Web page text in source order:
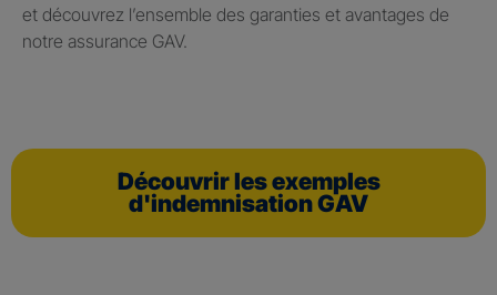
et découvrez l’ensemble des garanties et avantages de
notre assurance GAV.
Découvrir les exemples
d'indemnisation GAV